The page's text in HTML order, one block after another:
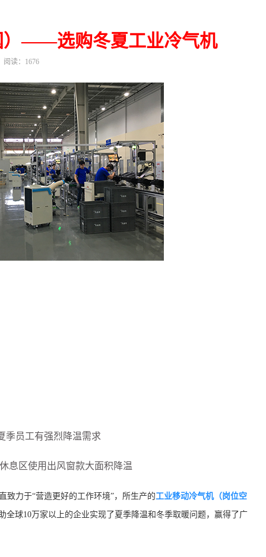
）——选购冬夏工业冷气机
阅读：1676
季员工有强烈降温需求
息区使用出风窗款大面积降温
致力于“营造更好的工作环境”，所生产的工业移动冷气机（岗位空
全球10万家以上的企业实现了夏季降温和冬季取暖问题，赢得了广